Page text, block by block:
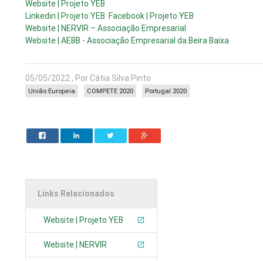
Website | Projeto YEB
Linkedin | Projeto YEB Facebook | Projeto YEB
Website | NERVIR – Associação Empresarial
Website | AEBB - Associação Empresarial da Beira Baixa
05/05/2022 , Por Cátia Silva Pinto
Portugal 2020
COMPETE 2020
União Europeia
Links Relacionados
Website | Projeto YEB
Website | NERVIR